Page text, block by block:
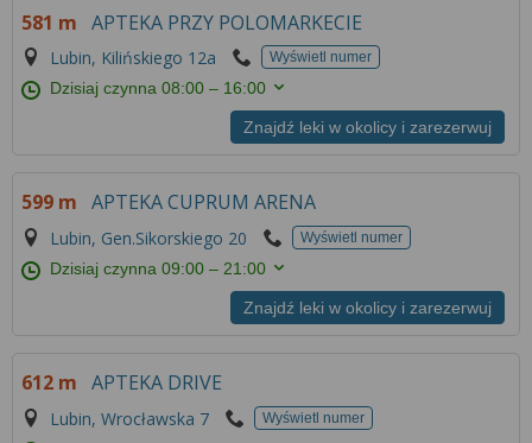
581 m APTEKA PRZY POLOMARKECIE
Lubin, Kilińskiego 12a Wyświetl numer
Dzisiaj czynna08:00 – 16:00
Znajdź leki w okolicy i zarezerwuj
599 m APTEKA CUPRUM ARENA
Lubin, Gen.Sikorskiego 20 Wyświetl numer
Dzisiaj czynna09:00 – 21:00
Znajdź leki w okolicy i zarezerwuj
612 m APTEKA DRIVE
Lubin, Wrocławska 7 Wyświetl numer